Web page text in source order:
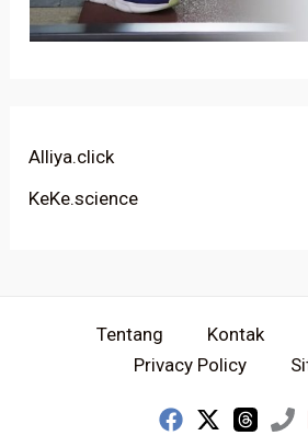
Alliya.click
KeKe.science
Tentang Kontak
Privacy Policy